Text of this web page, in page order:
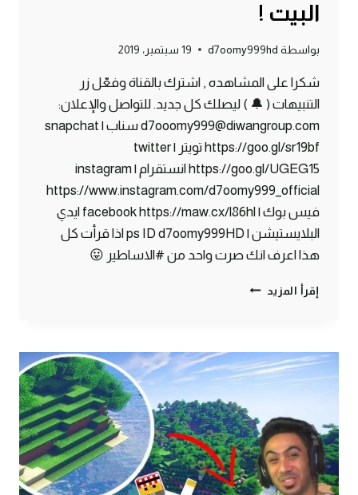
البيت !
بواسطة d7oomy999hd 19 سبتمبر، 2019
شكرا على المشاهده , اشترك بالقناة وفعّل زر
التنبيهات ( 🔔 ) ليصلك كل جديد. للتواصل والإعلان:
d7ooomy999@diwangroup.com سناب | snapchat
https://goo.gl/sr19bf تويتر | twitter
https://goo.gl/UGEG15 انستقرام | instagram
https://www.instagram.com/d7oomy999_official
فيس بوك | facebook https://maw.cx/l86hl ايدي
البلايستيشن | ps ID d7oomy999HD اذا قرأت كل
هذا اعرف انك صرت واحد من #الاساطير 😛
إقرأ المزيد ماين
تجهيز
بناء